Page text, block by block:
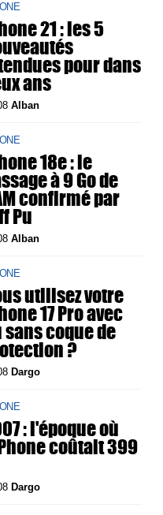
21 : les 5
pour dans
ans
Alban
18e : le
à 9 Go de
confirmé par
Pu
Alban
utilisez votre
17 Pro avec
sans coque de
?
Dargo
: l'époque où
coûtait 399
Dargo